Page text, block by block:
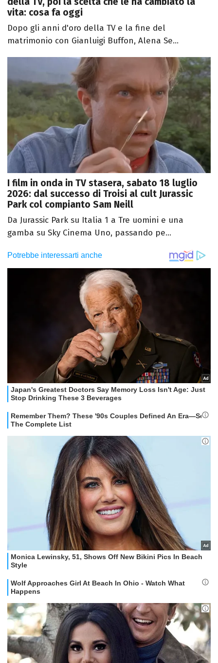
vita: cosa fa oggi
Dopo gli anni d'oro della TV e la fine del
matrimonio con Gianluigi Buffon, Alena Se...
I film in onda in TV stasera, sabato 18 luglio
2026: dal successo di Troisi al cult Jurassic
Park col compianto Sam Neill
Da Jurassic Park su Italia 1 a Tre uomini e una
gamba su Sky Cinema Uno, passando pe...